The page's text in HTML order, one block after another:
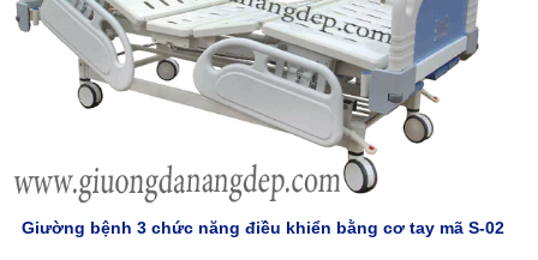
Giường bệnh 3 chức năng điều khiển bằng cơ tay mã S-02